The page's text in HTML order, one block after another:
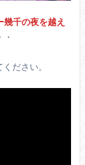
幾千の夜を越え
ださい。